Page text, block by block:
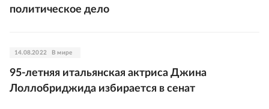
политическое дело
14.08.2022 В мире
95-летняя итальянская актриса Джина
Лоллобриджида избирается в сенат